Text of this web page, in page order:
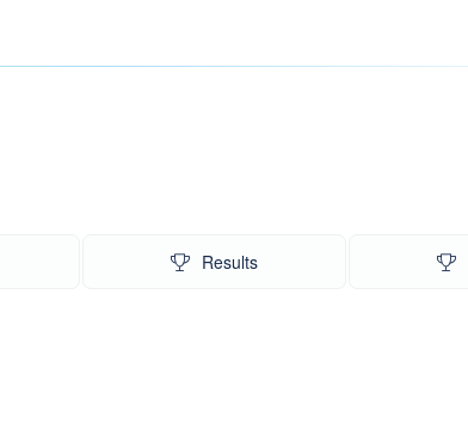
Results